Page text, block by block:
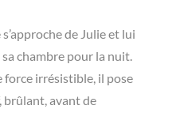
de Julie et lui
chambre pour la nuit.
force irrésistible, il pose
brûlant, avant de